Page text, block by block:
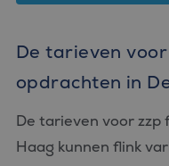
De tarieven
opdrachten in
De tarieven voor zzp
Haag kunnen flink